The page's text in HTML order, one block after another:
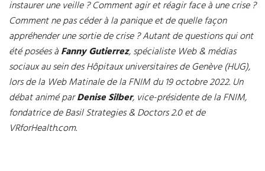
instaurer une veille ? Comment agir et réagir face à une crise ?
Comment ne pas céder à la panique et de quelle façon
appréhender une sortie de crise ? Autant de questions qui ont
été posées àFanny Gutierrez, spécialiste Web & médias
sociaux au sein des Hôpitaux universitaires de Genève (HUG),
lors de la Web Matinale de la FNIM du 19 octobre 2022. Un
débat animé parDenise Silber, vice-présidente de la FNIM,
fondatrice de Basil Strategies & Doctors 2.0 et de
VRforHealth.com.